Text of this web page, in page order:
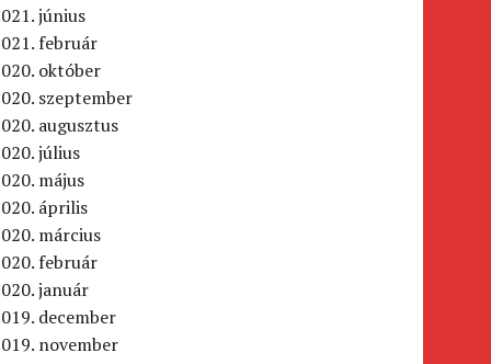
június
február
október
szeptember
augusztus
július
május
április
március
február
január
december
november